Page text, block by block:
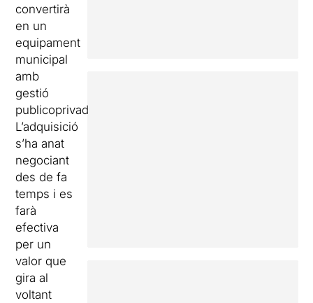
convertirà
en un
equipament
municipal
amb
gestió
publicoprivada.
L’adquisició
s’ha anat
negociant
des de fa
temps i es
farà
efectiva
per un
valor que
gira al
voltant